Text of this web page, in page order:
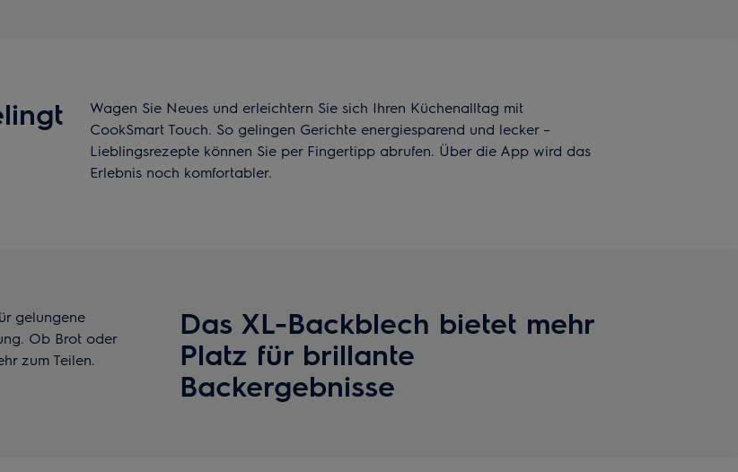
Wagen Sie Neues und erleichtern Sie sich Ihren Küchenalltag mit
CookSmart Touch. So gelingen Gerichte energiesparend und lecker –
Lieblingsrezepte können Sie per Fingertipp abrufen. Über die App wird das
Erlebnis noch komfortabler.
Das XL-Backblech bietet mehr
Platz für brillante
Backergebnisse
gelungene
Ob Brot oder
zum Teilen.